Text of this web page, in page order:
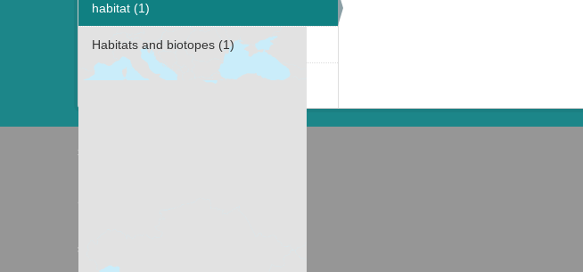
habitat (1)
Habitats and biotopes (1)
Näytä useampia tietotyyppiä Avainsanat
Suomen ympäristökeskus
syke.fi
Palvelukuvaus